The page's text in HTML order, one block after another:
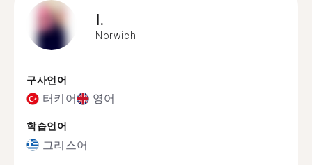
I.
Norwich
구사언어
터키어 영어
학습언어
그리스어